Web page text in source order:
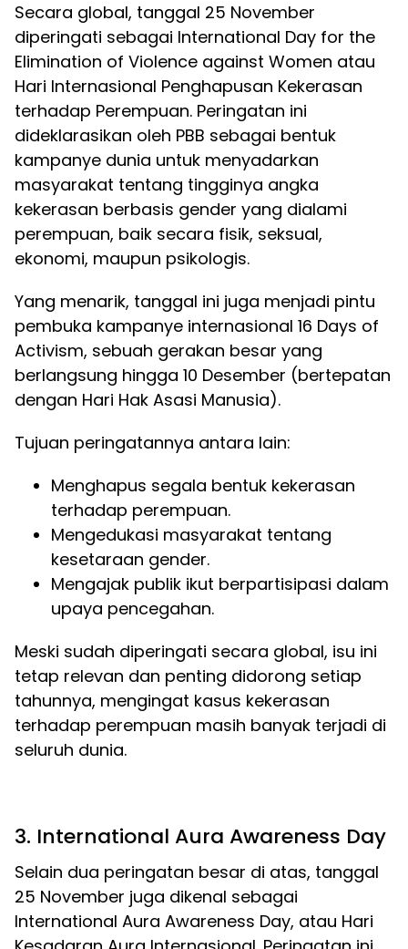
Secara global, tanggal 25 November
diperingati sebagai International Day for the
Elimination of Violence against Women atau
Hari Internasional Penghapusan Kekerasan
terhadap Perempuan. Peringatan ini
dideklarasikan oleh PBB sebagai bentuk
kampanye dunia untuk menyadarkan
masyarakat tentang tingginya angka
kekerasan berbasis gender yang dialami
perempuan, baik secara fisik, seksual,
ekonomi, maupun psikologis.
Yang menarik, tanggal ini juga menjadi pintu
pembuka kampanye internasional 16 Days of
Activism, sebuah gerakan besar yang
berlangsung hingga 10 Desember (bertepatan
dengan Hari Hak Asasi Manusia).
Tujuan peringatannya antara lain:
Menghapus segala bentuk kekerasan
terhadap perempuan.
Mengedukasi masyarakat tentang
kesetaraan gender.
Mengajak publik ikut berpartisipasi dalam
upaya pencegahan.
Meski sudah diperingati secara global, isu ini
tetap relevan dan penting didorong setiap
tahunnya, mengingat kasus kekerasan
terhadap perempuan masih banyak terjadi di
seluruh dunia.
3. International Aura Awareness Day
Selain dua peringatan besar di atas, tanggal
25 November juga dikenal sebagai
International Aura Awareness Day, atau Hari